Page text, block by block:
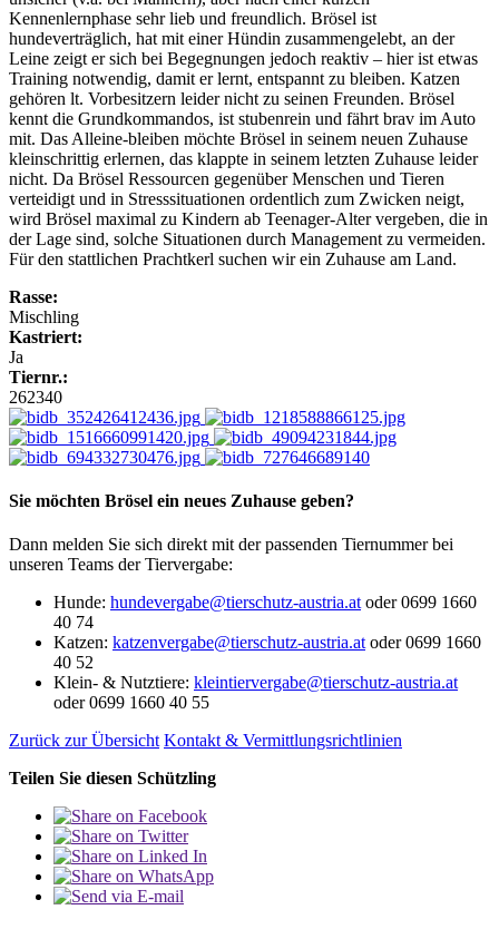
Kennenlernphase sehr lieb und freundlich. Brösel ist
hundeverträglich, hat mit einer Hündin zusammengelebt, an der
Leine zeigt er sich bei Begegnungen jedoch reaktiv – hier ist etwas
Training notwendig, damit er lernt, entspannt zu bleiben. Katzen
gehören lt. Vorbesitzern leider nicht zu seinen Freunden. Brösel
kennt die Grundkommandos, ist stubenrein und fährt brav im Auto
mit. Das Alleine-bleiben möchte Brösel in seinem neuen Zuhause
kleinschrittig erlernen, das klappte in seinem letzten Zuhause leider
nicht. Da Brösel Ressourcen gegenüber Menschen und Tieren
verteidigt und in Stresssituationen ordentlich zum Zwicken neigt,
wird Brösel maximal zu Kindern ab Teenager-Alter vergeben, die in
der Lage sind, solche Situationen durch Management zu vermeiden.
Für den stattlichen Prachtkerl suchen wir ein Zuhause am Land.
Rasse:
Mischling
Kastriert:
Ja
Tiernr.:
262340
Sie möchten Brösel ein neues Zuhause geben?
Dann melden Sie sich direkt mit der passenden Tiernummer bei
unseren Teams der Tiervergabe:
Hunde: hundevergabe@tierschutz-austria.at oder 0699 1660
40 74
Katzen: katzenvergabe@tierschutz-austria.at oder 0699 1660
40 52
Klein- & Nutztiere: kleintiervergabe@tierschutz-austria.at
oder 0699 1660 40 55
Zurück zur Übersicht Kontakt & Vermittlungsrichtlinien
Teilen Sie diesen Schützling